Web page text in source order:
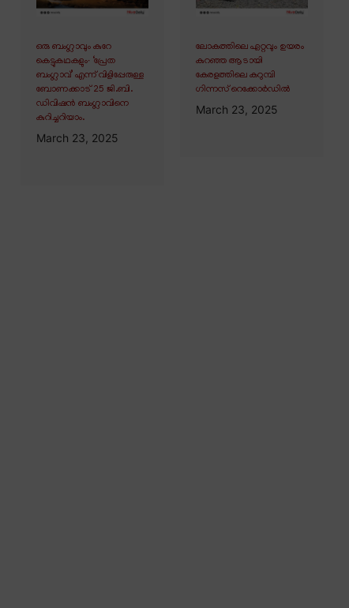
ഒരു ബംഗ്ലാവും കുറേ
കെട്ടുകഥകളും∙ ‘പ്രേത
ബംഗ്ലാവ്’ എന്ന് വിളിപ്പേരുള്ള
ബോണക്കാട് 25 ജി.ബി.
ഡിവിഷൻ ബംഗ്ലാവിനെ
കുറിച്ചറിയാം.
March 23, 2025
ലോകത്തിലെ ഏറ്റവും ഉയരം
കുറഞ്ഞ ആടായി
കേരളത്തിലെ കറുമ്പി
ഗിന്നസ് റെക്കോർഡിൽ
March 23, 2025